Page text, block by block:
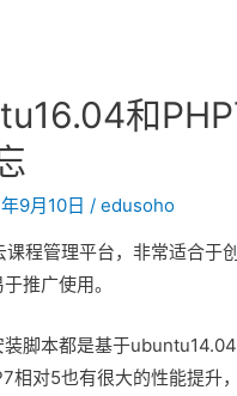
和
9月10日 /edusoho
程管理平台，非常适合于
推广使用。
脚本都是基于
对5也有很大的性能提升